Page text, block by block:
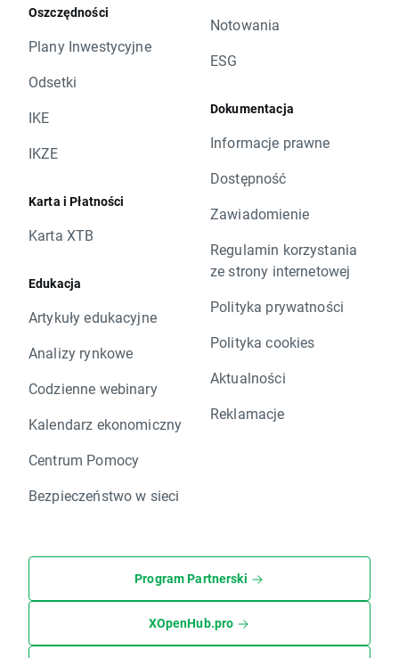
Oszczędności
Plany Inwestycyjne
Odsetki
IKE
IKZE
Karta i Płatności
Karta XTB
Edukacja
Artykuły edukacyjne
Analizy rynkowe
Codzienne webinary
Kalendarz ekonomiczny
Centrum Pomocy
Bezpieczeństwo w sieci
Notowania
ESG
Dokumentacja
Informacje prawne
Dostępność
Zawiadomienie
Regulamin korzystania
ze strony internetowej
Polityka prywatności
Polityka cookies
Aktualności
Reklamacje
Program Partnerski
XOpenHub.pro